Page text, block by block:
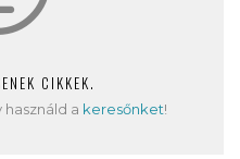
CIKKEK.
használd a keresőnket!